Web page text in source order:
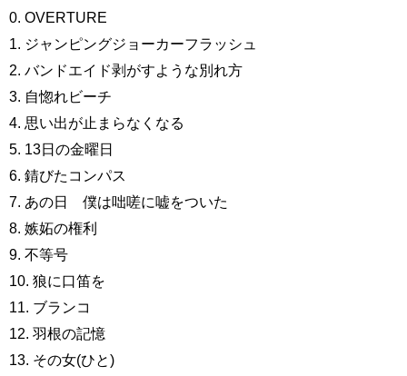
0. OVERTURE
1. ジャンピングジョーカーフラッシュ
2. バンドエイド剥がすような別れ方
3. 自惚れビーチ
4. 思い出が止まらなくなる
5. 13日の金曜日
6. 錆びたコンパス
7. あの日 僕は咄嗟に嘘をついた
8. 嫉妬の権利
9. 不等号
10. 狼に口笛を
11. ブランコ
12. 羽根の記憶
13. その女(ひと)